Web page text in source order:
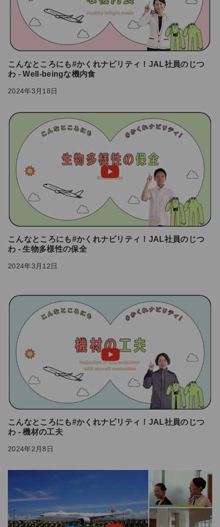
こんなところにも#かくれナビリティ！JAL社員のじつ
わ - Well-beingな機内食
2024年3月18日
こんなところにも#かくれナビリティ！JAL社員のじつ
わ - 生物多様性の保全
2024年3月12日
こんなところにも#かくれナビリティ！JAL社員のじつ
わ - 機材の工夫
2024年2月8日